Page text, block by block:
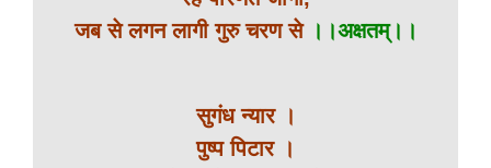
जब से लगन लागी गुरु चरण से ।।अक्षतम्।।
सुगंध न्यार ।
पुष्प पिटार ।